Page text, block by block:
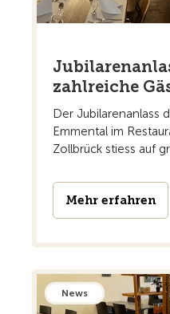
zahlreiche
Der Jubilarenanlass
Emmental im
Zollbrück stiess auf
Mehr erfahren
News